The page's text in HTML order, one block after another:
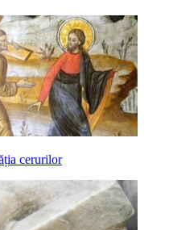
cerurilor